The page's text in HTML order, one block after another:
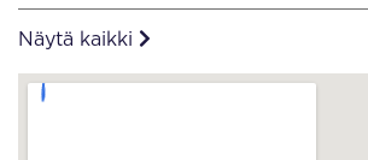
Näytä kaikki